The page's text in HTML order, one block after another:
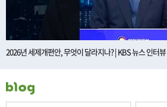
2026년 세제개편안, 무엇이 달라지나? | KBS 뉴스 인터뷰